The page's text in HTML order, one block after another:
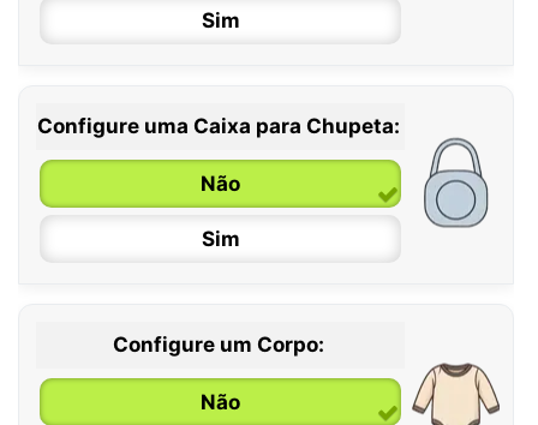
Sim
Configure uma Caixa para Chupeta:
Não
Sim
Configure um Corpo:
Não